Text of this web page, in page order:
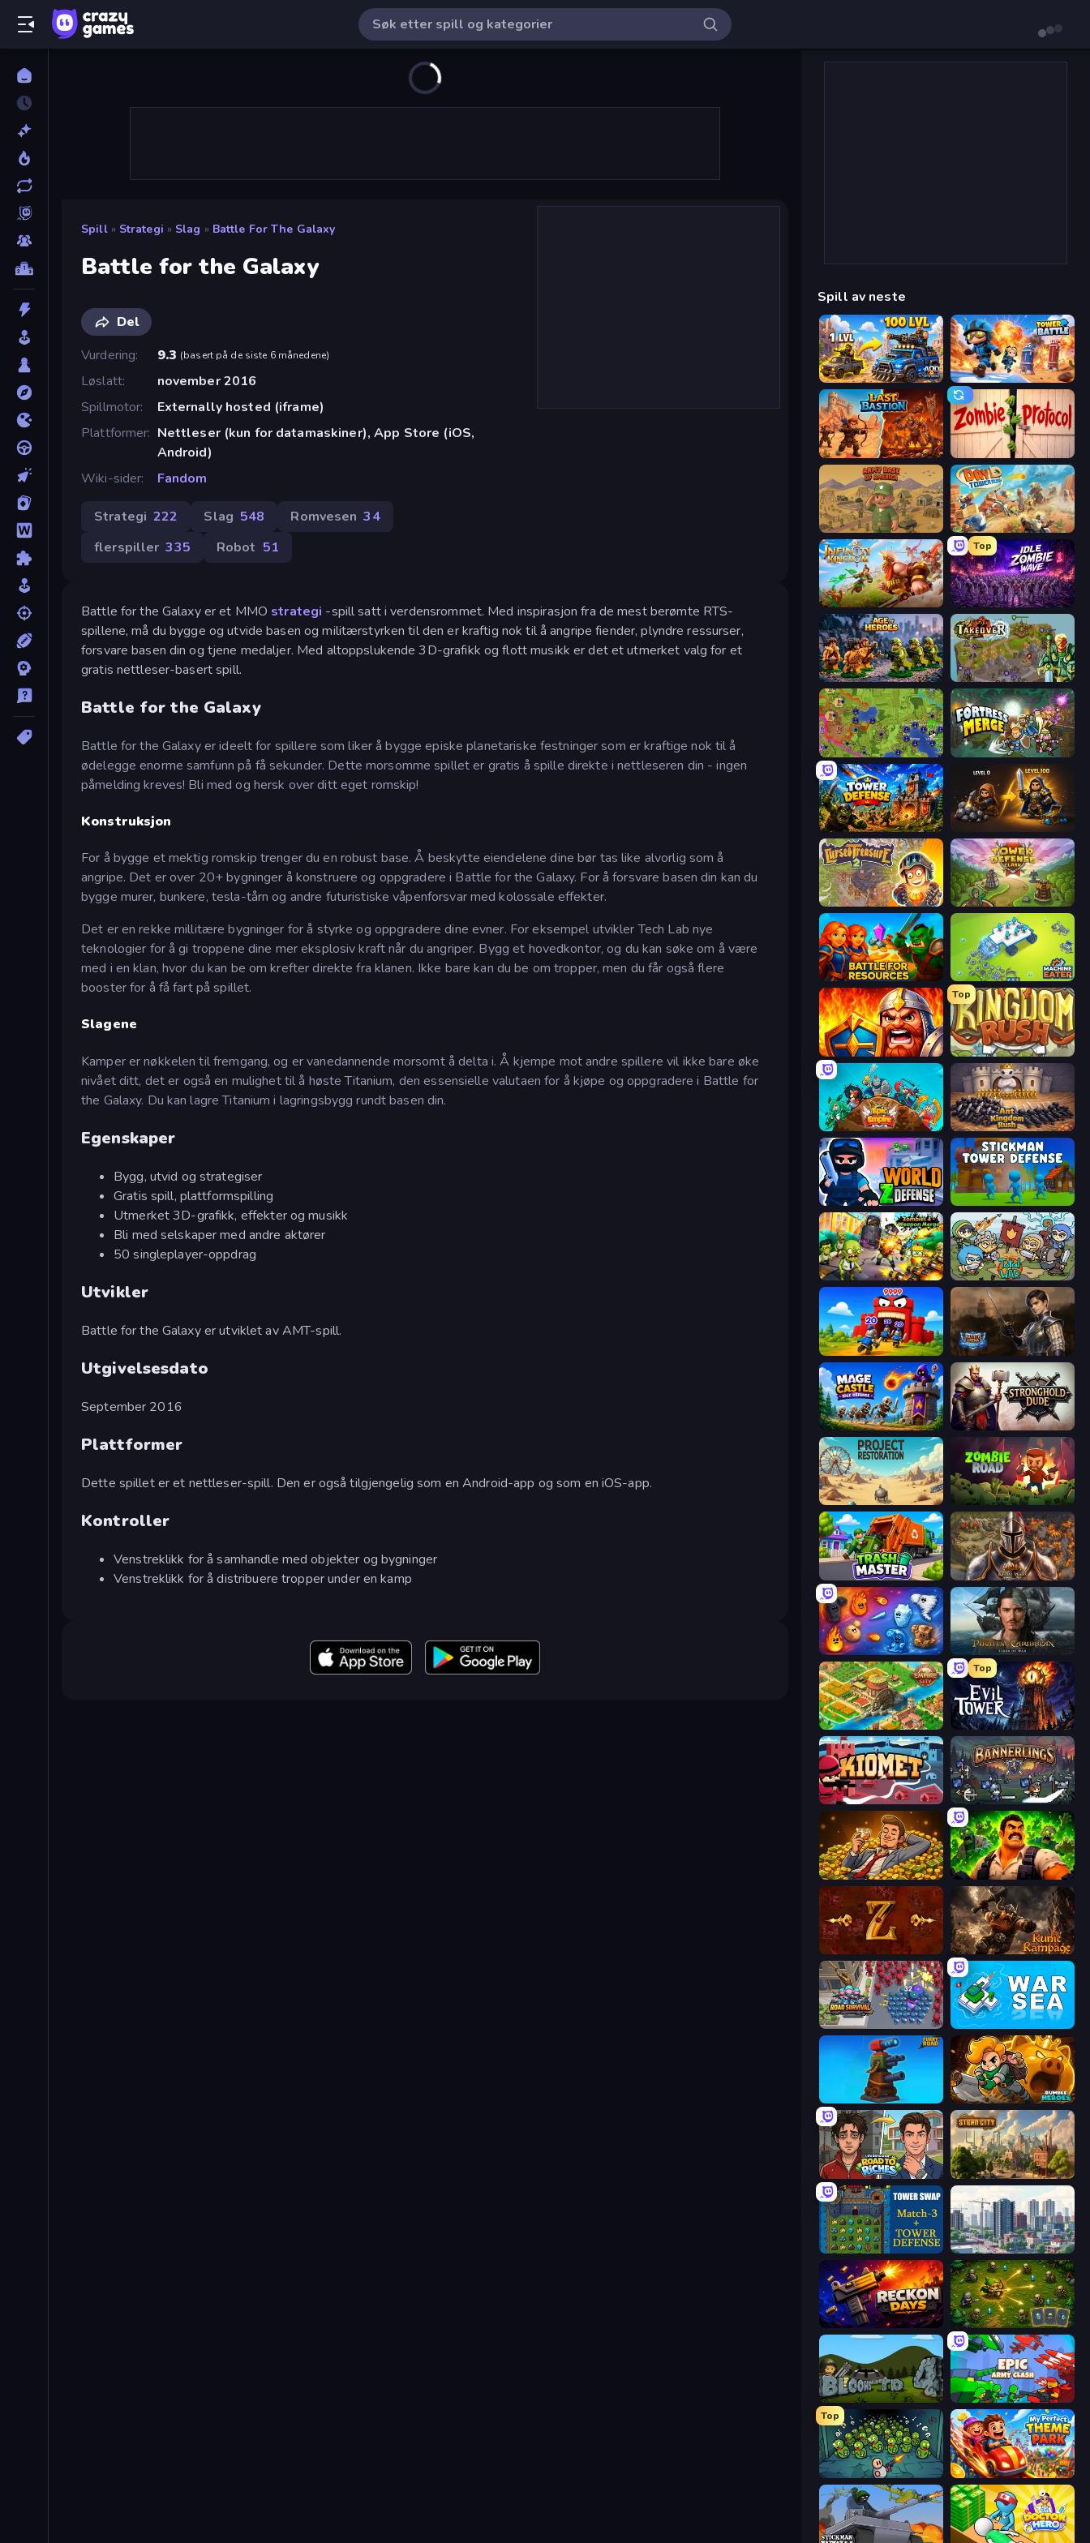
Spill » Strategi » Slag » Battle For The Galaxy
Battle for the Galaxy
Del
Vurdering
9.3 (basert på de siste 6 månedene)
Løslatt
november 2016
Spillmotor
Externally hosted (iframe)
Plattformer Nettleser (kun for datamaskiner), App Store (iOS,
Android)
Wiki-sider
Fandom
Strategi 222 Slag 548 Romvesen 34
flerspiller 335 Robot 51
Battle for the Galaxy er et MMO strategi -spill satt i verdensrommet. Med inspirasjon fra de mest berømte RTS-
spillene, må du bygge og utvide basen og militærstyrken til den er kraftig nok til å angripe fiender, plyndre ressurser,
forsvare basen din og tjene medaljer. Med altoppslukende 3D-grafikk og flott musikk er det et utmerket valg for et
gratis nettleser-basert spill.
Battle for the Galaxy
Battle for the Galaxy er ideelt for spillere som liker å bygge episke planetariske festninger som er kraftige nok til å
ødelegge enorme samfunn på få sekunder. Dette morsomme spillet er gratis å spille direkte i nettleseren din - ingen
påmelding kreves! Bli med og hersk over ditt eget romskip!
Konstruksjon
For å bygge et mektig romskip trenger du en robust base. Å beskytte eiendelene dine bør tas like alvorlig som å
angripe. Det er over 20+ bygninger å konstruere og oppgradere i Battle for the Galaxy. For å forsvare basen din kan du
bygge murer, bunkere, tesla-tårn og andre futuristiske våpenforsvar med kolossale effekter.
Det er en rekke millitære bygninger for å styrke og oppgradere dine evner. For eksempel utvikler Tech Lab nye
teknologier for å gi troppene dine mer eksplosiv kraft når du angriper. Bygg et hovedkontor, og du kan søke om å være
med i en klan, hvor du kan be om krefter direkte fra klanen. Ikke bare kan du be om tropper, men du får også flere
booster for å få fart på spillet.
Slagene
Kamper er nøkkelen til fremgang, og er vanedannende morsomt å delta i. Å kjempe mot andre spillere vil ikke bare øke
nivået ditt, det er også en mulighet til å høste Titanium, den essensielle valutaen for å kjøpe og oppgradere i Battle for
the Galaxy. Du kan lagre Titanium i lagringsbygg rundt basen din.
Egenskaper
Bygg, utvid og strategiser
Gratis spill, plattformspilling
Utmerket 3D-grafikk, effekter og musikk
Bli med selskaper med andre aktører
50 singleplayer-oppdrag
Utvikler
Battle for the Galaxy er utviklet av AMT-spill.
Utgivelsesdato
September 2016
Plattformer
Dette spillet er et nettleser-spill. Den er også tilgjengelig som en Android-app og som en iOS-app.
Kontroller
Venstreklikk for å samhandle med objekter og bygninger
Venstreklikk for å distribuere tropper under en kamp
Spill av neste
AOD - Art Of Defense Tower Battle
Last Bastion Zombie Protocol
Army Base Of America Day D Tower Rush
Infinity Kingdom
Top
Idle Zombie Wave: Survivors
Age of Heroes Takeover
Hex Empire Fortress Merge
Tower Defense Gothic Story RPG
Cursed Treasure 2 Tower Defense Clash
Battle for Resources Machine Eater
WarLink: Crown & Clash
Top
Kingdom Rush
Epic Empire: Tower Defense Ant Kingdom Rush
World Z Defense - Zombie Defense
Zombies 4 Weapon Merge Raid Heroes: Total War
TimeWarriors Battle Arena
Mage Castle Idle Defense Stronghold Dude
Project Restoration Zombie Road
Trash Master Khan Wars
Elemental Merge
Empire City
Top
Evil Tower
Kiomet Bannerlings
Idle Billionaire Tycoon Zombie Lab Escape
Tzared Runic Rampage
Road Survival War Sea
Furry Road Rumble Heroes
Life Simulator: Road to Riches Steam City
Tower Swap SuperCity 3D
Reckon Days Tiny Ranger
Bloons Tower Defense 4 Epic Army Clash
Top
Base Defence My Perfect Theme Park